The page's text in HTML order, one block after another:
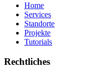
Home
Services
Standorte
Projekte
Tutorials
Rechtliches